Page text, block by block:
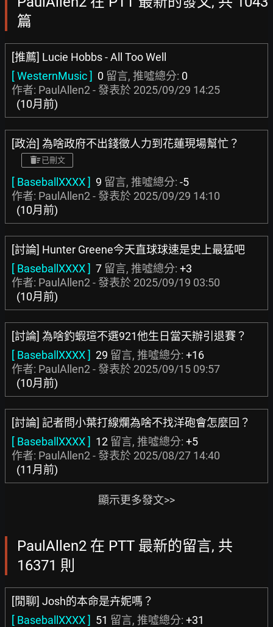
篇
[推薦] Lucie Hobbs - All Too Well
[ WesternMusic ] 0 留言, 推噓總分: 0
作者: PaulAllen2 - 發表於 2025/09/29 14:25
(10月前)
[政治] 為啥政府不出錢徵人力到花蓮現場幫忙？
已刪文
[ BaseballXXXX ] 9 留言, 推噓總分: -5
作者: PaulAllen2 - 發表於 2025/09/29 14:10
(10月前)
[討論] Hunter Greene今天直球球速是史上最猛吧
[ BaseballXXXX ] 7 留言, 推噓總分: +3
作者: PaulAllen2 - 發表於 2025/09/19 03:50
(10月前)
[討論] 為啥釣蝦瑄不選921他生日當天辦引退賽？
[ BaseballXXXX ] 29 留言, 推噓總分: +16
作者: PaulAllen2 - 發表於 2025/09/15 09:57
(10月前)
[討論] 記者問小葉打線爛為啥不找洋砲會怎麼回？
[ BaseballXXXX ] 12 留言, 推噓總分: +5
作者: PaulAllen2 - 發表於 2025/08/27 14:40
(11月前)
顯示更多發文>>
PaulAllen2 在 PTT 最新的留言, 共
16371 則
[閒聊] Josh的本命是卉妮嗎？
[ BaseballXXXX ] 51 留言, 推噓總分: +31